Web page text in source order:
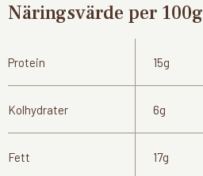
Näringsvärde per 100g
Protein 15g
Kolhydrater 6g
Fett 17g